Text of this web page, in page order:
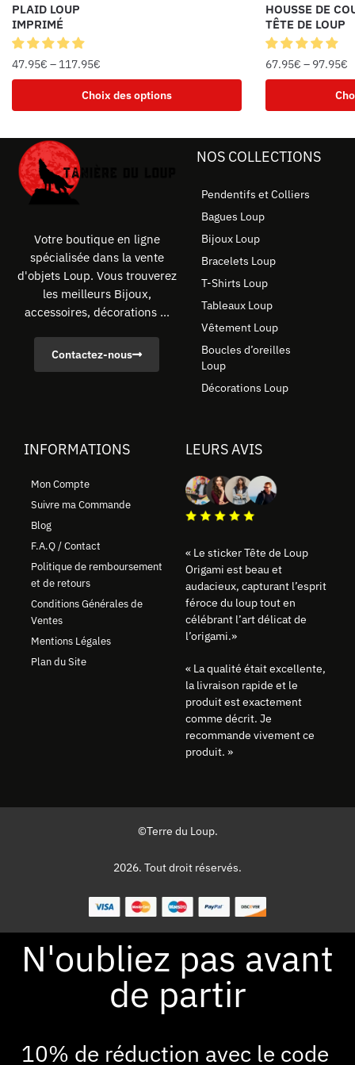
PLAID LOUP
IMPRIMÉ
47.95€ – 117.95€
Choix des options
HOUSSE DE
TÊTE DE LOUP
67.95€ – 97.95€
Votre boutique en ligne
spécialisée dans la vente
d'objets Loup. Vous trouverez
les meilleurs Bijoux,
accessoires, décorations ...
Contactez-nous
NOS COLLECTIONS
Pendentifs et Colliers
Bagues Loup
Bijoux Loup
Bracelets Loup
T-Shirts Loup
Tableaux Loup
Vêtement Loup
Boucles d’oreilles
Loup
Décorations Loup
INFORMATIONS
Mon Compte
Suivre ma Commande
Blog
F.A.Q / Contact
Politique de remboursement
et de retours
Conditions Générales de
Ventes
Mentions Légales
Plan du Site
LEURS AVIS
« Le sticker Tête de Loup
Origami est beau et
audacieux, capturant l’esprit
féroce du loup tout en
célébrant l’art délicat de
l’origami.»
« La qualité était excellente,
la livraison rapide et le
produit est exactement
comme décrit. Je
recommande vivement ce
produit. »
©Terre du Loup.
2026. Tout droit réservés.
N'oubliez pas avant
de partir
10% de réduction avec le code